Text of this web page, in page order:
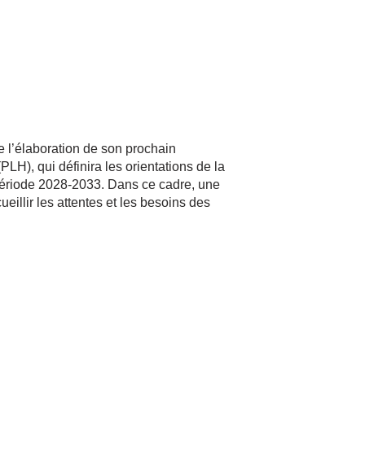
l’élaboration de son prochain
qui définira les orientations de la
2028-2033. Dans ce cadre, une
les attentes et les besoins des